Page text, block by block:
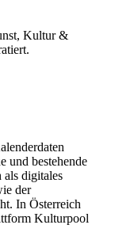
Kultur &
und bestehende
als digitales
der
In Österreich
Kulturpool